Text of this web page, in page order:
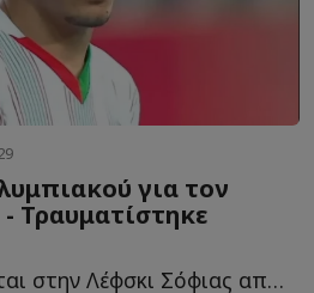
για τον
Τραυματίστηκε
Ο Μπουράς βρίσκεται στην Λέφσκι Σόφιας από το καλοκαίρι τ...